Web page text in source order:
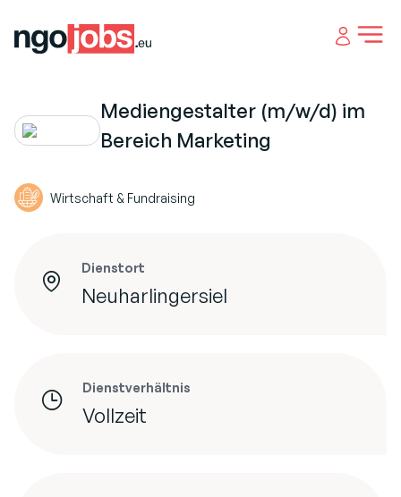
Open
Mediengestalter (m/w/d) im
Bereich Marketing
Wirtschaft & Fundraising
Dienstort
Neuharlingersiel
Dienstverhältnis
Vollzeit